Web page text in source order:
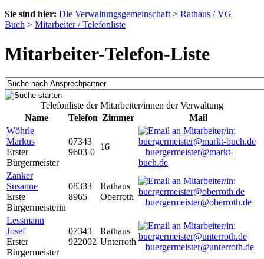
Sie sind hier: Die Verwaltungsgemeinschaft > Rathaus / VG
Buch > Mitarbeiter / Telefonliste
Mitarbeiter-Telefon-Liste
Telefonliste der Mitarbeiter/innen der Verwaltung
Name
Telefon Zimmer
Mail
Wöhrle
Markus
Erster
Bürgermeister
07343
9603-0
16
buergermeister@markt-
buch.de
Zanker
Susanne
Erste
Bürgermeisterin
08333
8965
Rathaus
Oberroth
buergermeister@oberroth.de
Lessmann
Josef
Erster
Bürgermeister
07343
922002
Rathaus
Unterroth
buergermeister@unterroth.de